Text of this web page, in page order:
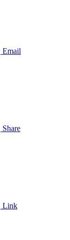
Email
Share
Link